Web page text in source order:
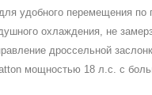
удобного перемещения по
охлаждения, не
дроссельной
мощностью 18 л.с. с